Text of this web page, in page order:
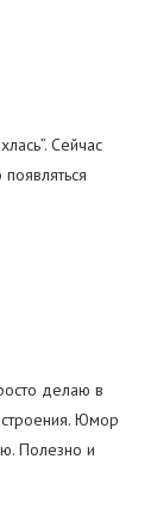
Сейчас
делаю в
Юмор
Полезно и